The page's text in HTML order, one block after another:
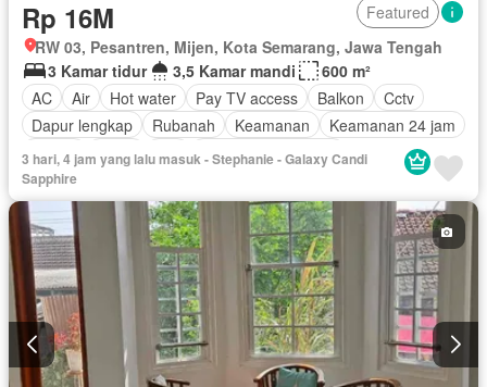
Rp 16M
Featured
RW 03, Pesantren, Mijen, Kota Semarang, Jawa Tengah
3 Kamar tidur
3,5 Kamar mandi
600 m²
AC
Air Hot water Pay TV access Balkon
Cctv
Dapur lengkap
Rubanah Keamanan
Keamanan 24 jam
Garasi
Teras Wifi Berperabot lengkap
3 hari, 4 jam yang lalu masuk - Stephanie - Galaxy Candi
Sapphire